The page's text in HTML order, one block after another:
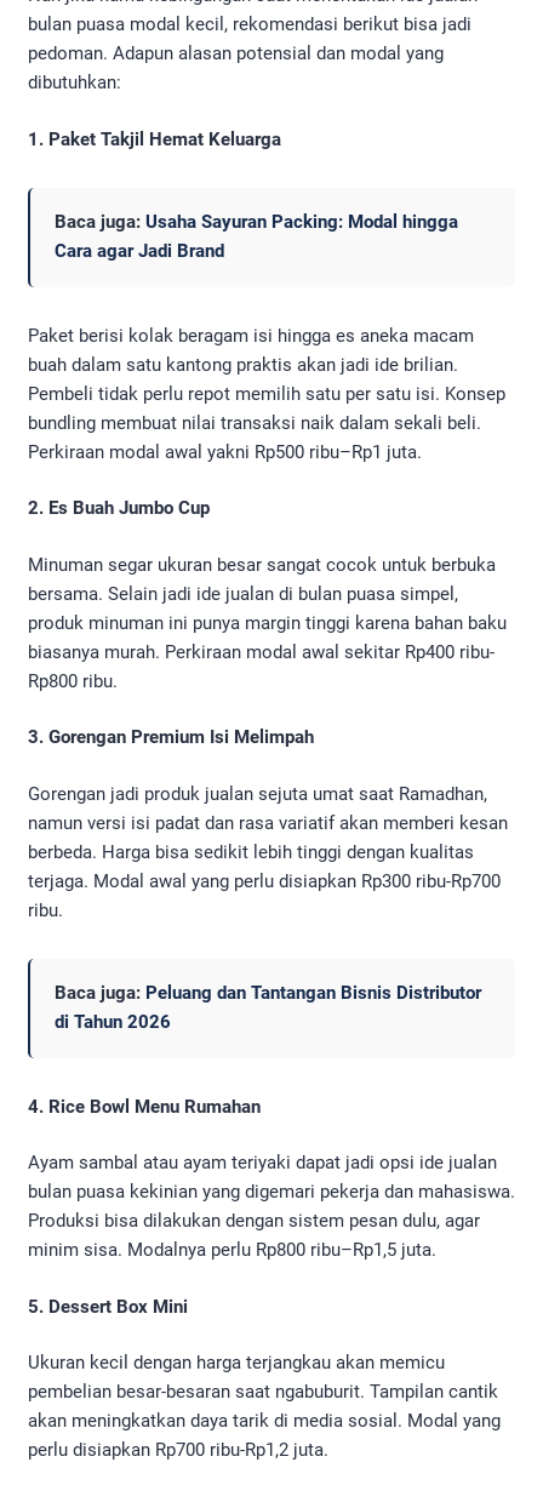
bulan puasa modal kecil, rekomendasi berikut bisa jadi
pedoman. Adapun alasan potensial dan modal yang
dibutuhkan:
1. Paket Takjil Hemat Keluarga
Baca juga: Usaha Sayuran Packing: Modal hingga
Cara agar Jadi Brand
Paket berisi kolak beragam isi hingga es aneka macam
buah dalam satu kantong praktis akan jadi ide brilian.
Pembeli tidak perlu repot memilih satu per satu isi. Konsep
bundling membuat nilai transaksi naik dalam sekali beli.
Perkiraan modal awal yakni Rp500 ribu–Rp1 juta.
2. Es Buah Jumbo Cup
Minuman segar ukuran besar sangat cocok untuk berbuka
bersama. Selain jadi ide jualan di bulan puasa simpel,
produk minuman ini punya margin tinggi karena bahan baku
biasanya murah. Perkiraan modal awal sekitar Rp400 ribu-
Rp800 ribu.
3. Gorengan Premium Isi Melimpah
Gorengan jadi produk jualan sejuta umat saat Ramadhan,
namun versi isi padat dan rasa variatif akan memberi kesan
berbeda. Harga bisa sedikit lebih tinggi dengan kualitas
terjaga. Modal awal yang perlu disiapkan Rp300 ribu-Rp700
ribu.
Baca juga: Peluang dan Tantangan Bisnis Distributor
di Tahun 2026
4. Rice Bowl Menu Rumahan
Ayam sambal atau ayam teriyaki dapat jadi opsi ide jualan
bulan puasa kekinian yang digemari pekerja dan mahasiswa.
Produksi bisa dilakukan dengan sistem pesan dulu, agar
minim sisa. Modalnya perlu Rp800 ribu–Rp1,5 juta.
5. Dessert Box Mini
Ukuran kecil dengan harga terjangkau akan memicu
pembelian besar-besaran saat ngabuburit. Tampilan cantik
akan meningkatkan daya tarik di media sosial. Modal yang
perlu disiapkan Rp700 ribu-Rp1,2 juta.